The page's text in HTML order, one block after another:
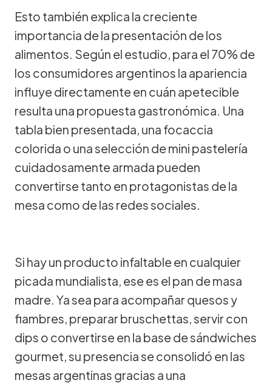
Esto también explica la creciente
importancia de la presentación de los
alimentos. Según el estudio, para el 70% de
los consumidores argentinos la apariencia
influye directamente en cuán apetecible
resulta una propuesta gastronómica. Una
tabla bien presentada, una focaccia
colorida o una selección de mini pastelería
cuidadosamente armada pueden
convertirse tanto en protagonistas de la
mesa como de las redes sociales.
Si hay un producto infaltable en cualquier
picada mundialista, ese es el pan de masa
madre. Ya sea para acompañar quesos y
fiambres, preparar bruschettas, servir con
dips o convertirse en la base de sándwiches
gourmet, su presencia se consolidó en las
mesas argentinas gracias a una